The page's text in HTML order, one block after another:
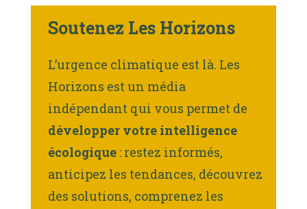
Soutenez Les Horizons
L’urgence climatique est là. Les
Horizons est un média
indépendant qui vous permet de
développer votre intelligence
écologique : restez informés,
anticipez les tendances, découvrez
des solutions, comprenez les